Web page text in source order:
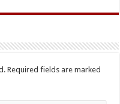
Required fields are marked